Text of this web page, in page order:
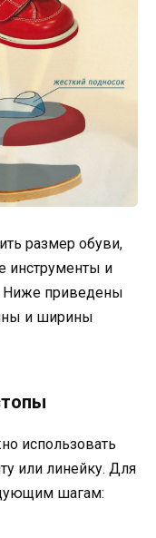
размер обуви,
инструменты и
Ниже приведены
и ширины
использовать
или линейку. Для
шагам: